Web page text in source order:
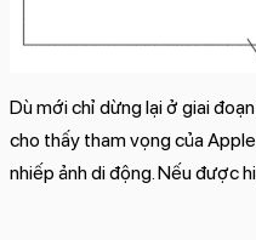
Dù mới chỉ dừng lại ở giai
cho thấy tham vọng của
nhiếp ảnh di động. Nếu được